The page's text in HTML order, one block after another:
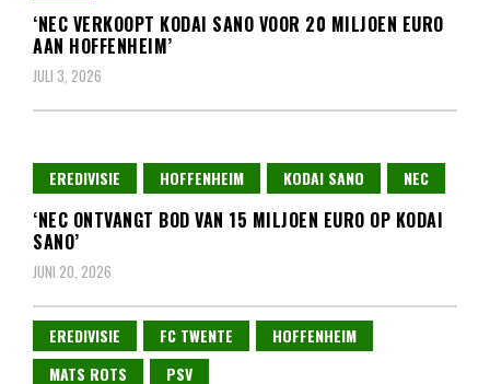
‘NEC VERKOOPT KODAI SANO VOOR 20 MILJOEN EURO
AAN HOFFENHEIM’
JULI 3, 2026
EREDIVISIE HOFFENHEIM KODAI SANO NEC
‘NEC ONTVANGT BOD VAN 15 MILJOEN EURO OP KODAI
SANO’
JUNI 20, 2026
EREDIVISIE FC TWENTE
HOFFENHEIM
MATS ROTS
PSV